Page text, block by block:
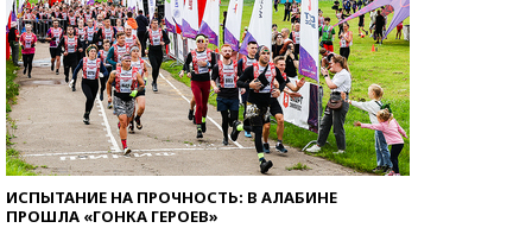
ИСПЫТАНИЕ НА ПРОЧНОСТЬ: В АЛАБИНЕ
ПРОШЛА «ГОНКА ГЕРОЕВ»